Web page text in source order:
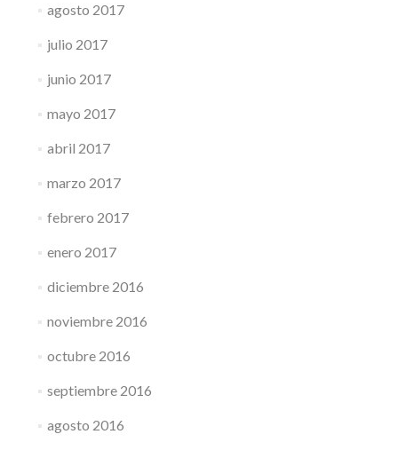
agosto 2017
julio 2017
junio 2017
mayo 2017
abril 2017
marzo 2017
febrero 2017
enero 2017
diciembre 2016
noviembre 2016
octubre 2016
septiembre 2016
agosto 2016